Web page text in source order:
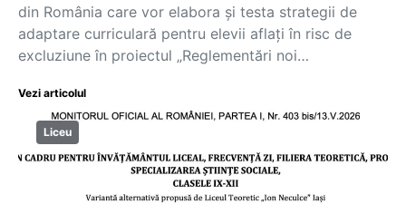
din România care vor elabora și testa strategii de
adaptare curriculară pentru elevii aflați în risc de
excluziune în proiectul „Reglementări noi…
Vezi articolul
Liceu